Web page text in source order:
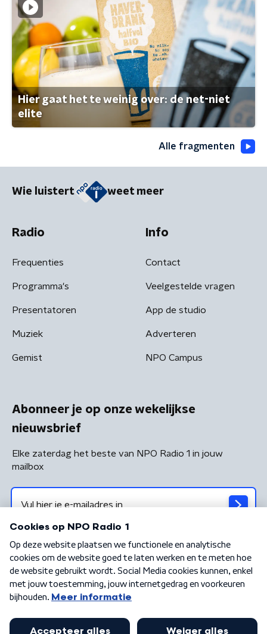
Hier gaat het te weinig over: de net-niet
elite
Alle fragmenten
Wie luistert weet meer
Radio
Frequenties
Programma's
Presentatoren
Muziek
Gemist
Info
Contact
Veelgestelde vragen
App de studio
Adverteren
NPO Campus
Abonneer je op onze wekelijkse
nieuwsbrief
Elke zaterdag het beste van NPO Radio 1 in jouw
mailbox
Algemene voorwaarden Privacybeleid